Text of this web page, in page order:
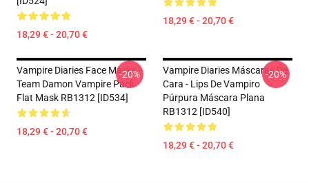
18,29 € - 20,70 €
18,29 € - 20,70 €
Vampire Diaries Face Masks -
Team Damon Vampire Pack
Flat Mask RB1312 [ID534]
18,29 € - 20,70 €
-20%
Vampire Diaries Máscaras De
Cara - Lips De Vampiro
Púrpura Máscara Plana
RB1312 [ID540]
18,29 € - 20,70 €
-20%